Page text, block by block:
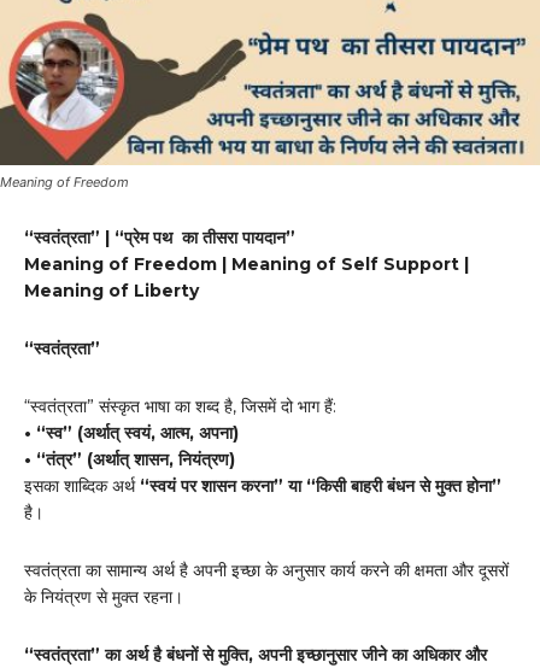
Meaning of Freedom
“स्वतंत्रता” | “प्रेम पथ का तीसरा पायदान”
Meaning of Freedom | Meaning of Self Support |
Meaning of Liberty
“स्वतंत्रता”
“स्वतंत्रता” संस्कृत भाषा का शब्द है, जिसमें दो भाग हैं:
• “स्व” (अर्थात् स्वयं, आत्म, अपना)
• “तंत्र” (अर्थात् शासन, नियंत्रण)
इसका शाब्दिक अर्थ “स्वयं पर शासन करना” या “किसी बाहरी बंधन से मुक्त होना”
है।
स्वतंत्रता का सामान्य अर्थ है अपनी इच्छा के अनुसार कार्य करने की क्षमता और दूसरों
के नियंत्रण से मुक्त रहना।
“स्वतंत्रता” का अर्थ है बंधनों से मुक्ति, अपनी इच्छानुसार जीने का अधिकार और